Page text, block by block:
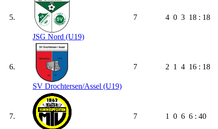
5.
JSG Nord (U19)
7 4 0 3 18 : 18
6.
SV Drochtersen/​Assel (U19)
7 2 1 4 16 : 18
7. 7 1 0 6 6 : 40